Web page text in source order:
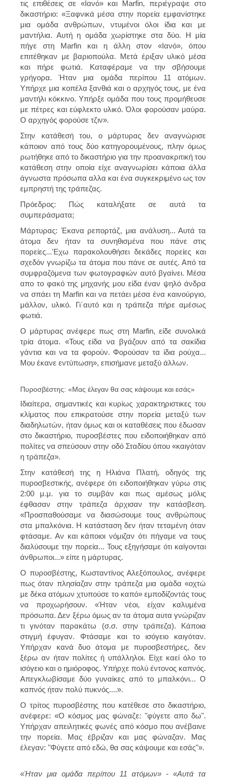
τις επιθέσεις σε «Ιανό» και Marfin, περιέγραψε στο
δικαστήριο: «Ξαφνικά μέσα στην πορεία εμφανίστηκε
μια ομάδα ανθρώπων, ντυμένοι όλοι ίδια και με
μαντήλια. Αυτή η ομάδα χωρίστηκε στα δύο. Η μία
πήγε στη Marfin και η άλλη στον «Ιανό», όπου
επιτέθηκαν με βαριοπούλα. Μετά έριξαν υλικό μέσα
και πήρε φωτιά. Καταφέραμε να την σβήσουμε
γρήγορα. Ήταν μια ομάδα περίπου 11 ατόμων.
Υπήρχε μια κοπέλα ξανθιά και ο αρχηγός τους, με ένα
μαντήλι κόκκινο. Υπήρξε ομάδα που τους προμήθευσε
με πέτρες και εύφλεκτο υλικό. Όλοι φορούσαν μαύρα.
Ο αρχηγός φορούσε τζιν».
Στην κατάθεσή του, ο μάρτυρας δεν αναγνώρισε
κάποιον από τους δύο κατηγορουμένους, πλην όμως
ρωτήθηκε από το δικαστήριο για την προανακριτική του
κατάθεση στην οποία είχε αναγνωρίσει κάποια άλλα
άγνωστα πρόσωπα αλλα και ένα συγκεκριμένο ως τον
εμπρηστή της τράπεζας.
Πρόεδρος: Πώς καταλήξατε σε αυτά τα
συμπεράσματα;
Μάρτυρας: Έκανα ρεπορτάζ, μια ανάλυση... Αυτά τα
άτομα δεν ήταν τα συνηθισμένα που πάνε στις
πορείες...'Εχω παρακολουθήσει δεκάδες πορείες και
σχεδόν γνωρίζω τα άτομα που πάνε σε αυτές. Από τα
συμφραζόμενα των φωτογραφιών αυτό βγαίνει. Μέσα
απο το φακό της μηχανής μου είδα έναν ψηλό άνδρα
να σπάει τη Marfin και να πετάει μέσα ένα καινούργιο,
μάλλον, υλικό. Γι´αυτό και η τράπεζα πήρε αμέσως
φωτιά.
Ο μάρτυρας ανέφερε πως στη Marfin, είδε συνολικά
τρία άτομα. «Τους είδα να βγάζουν από τα σακίδια
γάντια και να τα φορούν. Φορούσαν τα ίδια ρούχα...
Μου έκανε εντύπωση», επισήμανε μεταξύ άλλων.
Πυροσβέστης: «Μας έλεγαν θα σας κάψουμε και εσάς»
Ιδιαίτερα, σημαντικές και κυρίως χαρακτηριστικες του
κλίματος που επικρατούσε στην πορεία μεταξύ των
διαδηλωτών, ήταν όμως και οι καταθέσεις που έδωσαν
στο δικαστήριο, πυροσβέστες που ειδοποιήθηκαν από
πολίτες να σπεύσουν στην οδό Σταδίου όπου «καιγόταν
η τράπεζα».
Στην κατάθεσή της η Ηλιάνα Πλατή, οδηγός της
πυροσβεστικής, ανέφερε ότι ειδοποιήθηκαν γύρω στις
2:00 μ.μ. για το συμβάν και πως αμέσως μόλις
έφθασαν στην τράπεζα άρχισαν την κατάσβεση.
«Προσπαθούσαμε να διασώσουμε τους ανθρώπους
στα μπαλκόνια. Η κατάσταση δεν ήταν τεταμένη όταν
φτάσαμε. Αν και κάποιοι νόμιζαν ότι πήγαμε να τους
διαλύσουμε την πορεία... Τους εξηγήσαμε ότι καίγονται
άνθρωποι...» είπε η μάρτυρας.
Ο πυροσβέστης, Κωσταντίνος Αλεξόπουλος, ανέφερε
πως όταν πλησίαζαν στην τράπεζα μια ομάδα «οχτώ
με δέκα ατόμων χτυπούσε το καπό» εμποδίζοντάς τους
να προχωρήσουν. «Ήταν νέοι, είχαν καλυμένα
πρόσωπα. Δεν ξέρω όμως αν τα άτομα αυτα γνώριζαν
τι γινόταν παρακάτω (σ.σ. στην τράπεζα). Κάποια
στιγμή έφυγαν. Φτάσαμε και το ισόγειο καιγόταν.
Υπήρχαν κανά δυο άτομα με πυροσβεστήρες, δεν
ξέρω αν ήταν πολίτες ή υπάλληλοι. Είχε καεί όλο το
ισόγειο και ο ημιόροφος. Υπήρχε πολύ έντονος καπνός.
Απεγκλωβίσαμε δύο γυναίκες από το μπαλκόνι... Ο
καπνός ήταν πολύ πυκνός....».
Ο τρίτος πυροσβέστης που κατέθεσε στο δικαστήριο,
ανέφερε: «Ο κόσμος μας φώναζε: "φύγετε απο δω".
Υπήρχαν απειλητικές φωνές από κόσμο που ανέβαινε
την πορεία. Μας έβριζαν και μας φώναζαν. Μας
έλεγαν: "Φύγετε από εδώ, θα σας κάψουμε και εσάς"».
«Ήταν μια ομάδα περίπου 11 ατόμων» - «Αυτά τα